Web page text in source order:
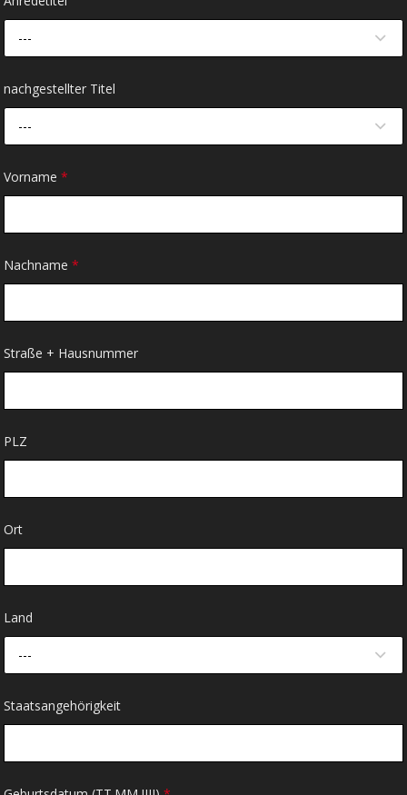
---
nachgestellter Titel
---
Vorname*
Nachname*
Straße + Hausnummer
PLZ
Ort
Land
---
Staatsangehörigkeit